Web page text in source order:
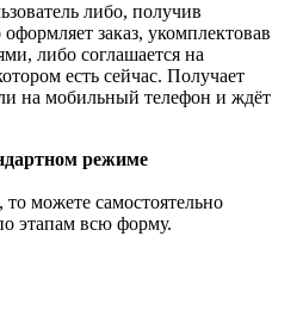
либо, получив
заказ, укомплектовав
либо соглашается на
есть сейчас. Получает
на мобильный телефон и ждёт
режиме
можете самостоятельно
этапам всю форму.